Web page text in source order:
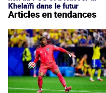
Khelaïfi dans le futur
Articles en tendances